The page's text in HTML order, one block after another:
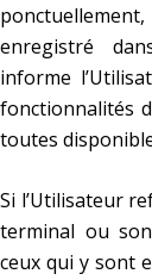
ponctuellement,
enregistré
informe
fonctionnalités
toutes
Si l’Utilisateur
terminal ou
ceux qui y sont